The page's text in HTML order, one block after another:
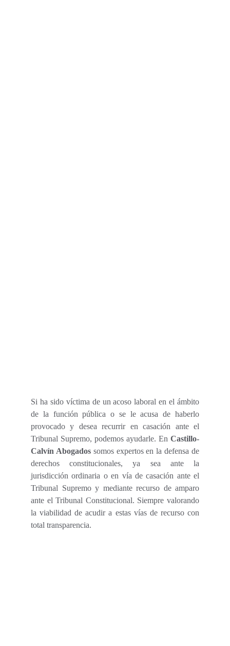
Si ha sido víctima de un acoso laboral en el ámbito
de la función pública o se le acusa de haberlo
provocado y desearecurrir en casación ante el
Tribunal Supremo, podemos ayudarle. En Castillo-
Calvín Abogadossomos expertosen la defensa de
derechos constitucionales, ya sea ante la
jurisdicción ordinaria o en vía de casación ante el
Tribunal Supremo y mediante recurso de amparo
ante el Tribunal Constitucional. Siempre valorando
la viabilidad de acudir a estas vías de recurso con
total transparencia.